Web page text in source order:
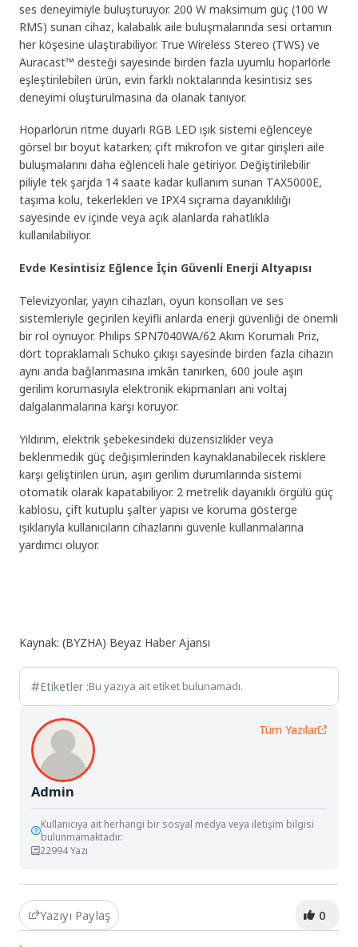
ses deneyimiyle buluşturuyor. 200 W maksimum güç (100 W
RMS) sunan cihaz, kalabalık aile buluşmalarında sesi ortamın
her köşesine ulaştırabiliyor. True Wireless Stereo (TWS) ve
Auracast™ desteği sayesinde birden fazla uyumlu hoparlörle
eşleştirilebilen ürün, evin farklı noktalarında kesintisiz ses
deneyimi oluşturulmasına da olanak tanıyor.
Hoparlörün ritme duyarlı RGB LED ışık sistemi eğlenceye
görsel bir boyut katarken; çift mikrofon ve gitar girişleri aile
buluşmalarını daha eğlenceli hale getiriyor. Değiştirilebilir
piliyle tek şarjda 14 saate kadar kullanım sunan TAX5000E,
taşıma kolu, tekerlekleri ve IPX4 sıçrama dayanıklılığı
sayesinde ev içinde veya açık alanlarda rahatlıkla
kullanılabiliyor.
Evde Kesintisiz Eğlence İçin Güvenli Enerji Altyapısı
Televizyonlar, yayın cihazları, oyun konsolları ve ses
sistemleriyle geçirilen keyifli anlarda enerji güvenliği de önemli
bir rol oynuyor. Philips SPN7040WA/62 Akım Korumalı Priz,
dört topraklamalı Schuko çıkışı sayesinde birden fazla cihazın
aynı anda bağlanmasına imkân tanırken, 600 joule aşırı
gerilim korumasıyla elektronik ekipmanları ani voltaj
dalgalanmalarına karşı koruyor.
Yıldırım, elektrik şebekesindeki düzensizlikler veya
beklenmedik güç değişimlerinden kaynaklanabilecek risklere
karşı geliştirilen ürün, aşırı gerilim durumlarında sistemi
otomatik olarak kapatabiliyor. 2 metrelik dayanıklı örgülü güç
kablosu, çift kutuplu şalter yapısı ve koruma gösterge
ışıklarıyla kullanıcıların cihazlarını güvenle kullanmalarına
yardımcı oluyor.
Kaynak: (BYZHA) Beyaz Haber Ajansı
Etiketler :Bu yazıya ait etiket bulunamadı.
Admin
Tüm Yazılar
Kullanıcıya ait herhangi bir sosyal medya veya iletişim bilgisi
bulunmamaktadır.
22994 Yazı
Yazıyı Paylaş 0